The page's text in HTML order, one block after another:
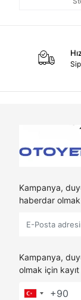
Kampanya,
haberdar
Kampanya,
olmak için kayıt